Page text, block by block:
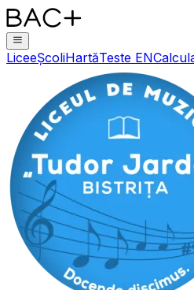
LiceeȘcoliHartăTeste EN